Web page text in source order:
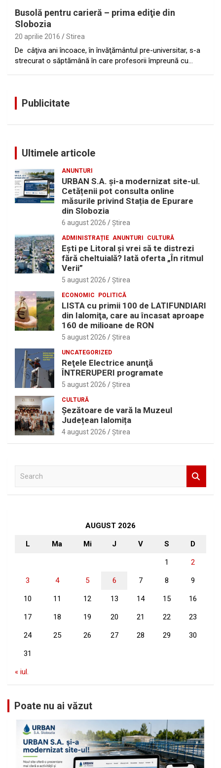
Busolă pentru carieră – prima ediţie din
Slobozia
20 aprilie 2016 Stirea
De câţiva ani încoace, în învăţământul pre-universitar, s-a
strecurat o săptămână în care profesorii împreună cu…
Publicitate
Ultimele articole
ANUNTURI
URBAN S.A. și-a modernizat site-ul.
Cetățenii pot consulta online
măsurile privind Stația de Epurare
din Slobozia
6 august 2026 Ştirea
ADMINISTRAȚIE ANUNTURI CULTURĂ
Eşti pe Litoral şi vrei să te distrezi
fără cheltuială? Iată oferta „În ritmul
Verii”
5 august 2026 Ştirea
ECONOMIC POLITICĂ
LISTA cu primii 100 de LATIFUNDIARI
din Ialomiţa, care au încasat aproape
160 de milioane de RON
5 august 2026 Ştirea
UNCATEGORIZED
Reţele Electrice anunţă
ÎNTRERUPERI programate
5 august 2026 Ştirea
CULTURĂ
Șezătoare de vară la Muzeul
Județean Ialomița
4 august 2026 Ştirea
AUGUST 2026
L Ma Mi J V S D
1 2
3 4 5 6 7 8 9
10 11 12 13 14 15 16
17 18 19 20 21 22 23
24 25 26 27 28 29 30
31
« iul.
Poate nu ai văzut